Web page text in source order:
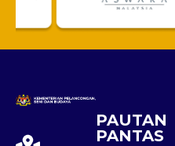
PAUTAN
PANTAS